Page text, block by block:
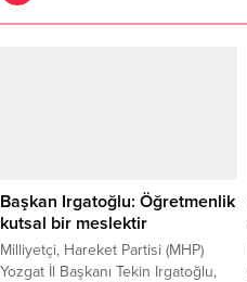
Başkan Irgatoğlu: Öğretmenlik
kutsal bir meslektir
Milliyetçi, Hareket Partisi (MHP)
Yozgat İl Başkanı Tekin Irgatoğlu,